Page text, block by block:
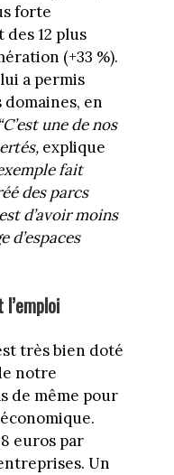
forte
12 plus
(+33 %).
a permis
en
“C’est une de nos
explique
fait
des parcs
d’avoir moins
d’espaces
très bien doté
notre
de même pour
euros par
Un